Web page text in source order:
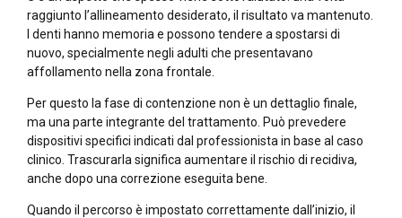
raggiunto l’allineamento desiderato, il risultato va mantenuto.
I denti hanno memoria e possono tendere a spostarsi di
nuovo, specialmente negli adulti che presentavano
affollamento nella zona frontale.
Per questo la fase di contenzione non è un dettaglio finale,
ma una parte integrante del trattamento. Può prevedere
dispositivi specifici indicati dal professionista in base al caso
clinico. Trascurarla significa aumentare il rischio di recidiva,
anche dopo una correzione eseguita bene.
Quando il percorso è impostato correttamente dall’inizio, il